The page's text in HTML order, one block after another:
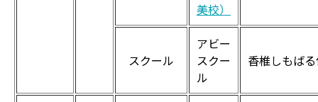
美校）
スクール
アビー
スクー
ル
香椎しもば